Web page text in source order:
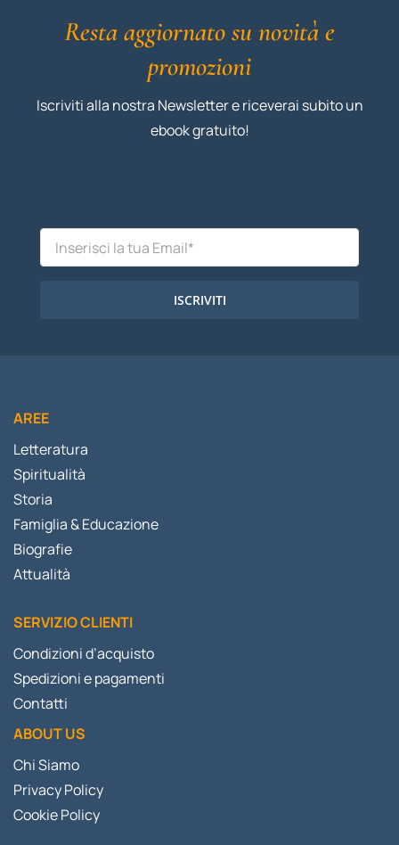
Resta aggiornato su novità e
promozioni
Iscriviti alla nostra Newsletter e riceverai subito un
ebook gratuito!
ISCRIVITI
AREE
Letteratura
Spiritualità
Storia
Famiglia & Educazione
Biografie
Attualità
SERVIZIO CLIENTI
Condizioni d’acquisto
Spedizioni e pagamenti
Contatti
ABOUT US
Chi Siamo
Privacy Policy
Cookie Policy